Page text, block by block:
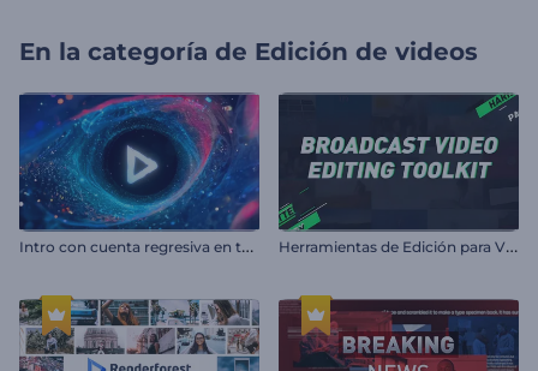
En la categoría de Edición de videos
I
ntro con cuenta regresiva en túnel espacial H
erramientas de Edición para Videos Broadcast